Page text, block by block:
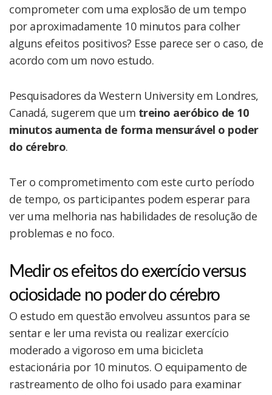
comprometer com uma explosão de um tempo
por aproximadamente 10 minutos para colher
alguns efeitos positivos? Esse parece ser o caso, de
acordo com um novo estudo.
Pesquisadores da Western University em Londres,
Canadá, sugerem que um treino aeróbico de 10
minutos aumenta de forma mensurável o poder
do cérebro.
Ter o comprometimento com este curto período
de tempo, os participantes podem esperar para
ver uma melhoria nas habilidades de resolução de
problemas e no foco.
Medir os efeitos do exercício versus
ociosidade no poder do cérebro
O estudo em questão envolveu assuntos para se
sentar e ler uma revista ou realizar exercício
moderado a vigoroso em uma bicicleta
estacionária por 10 minutos. O equipamento de
rastreamento de olho foi usado para examinar